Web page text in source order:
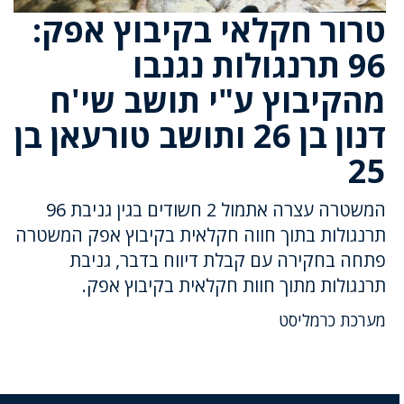
טרור חקלאי בקיבוץ אפק:
96 תרנגולות נגנבו
מהקיבוץ ע"י תושב שי'ח
דנון בן 26 ותושב טורעאן בן
25
המשטרה עצרה אתמול 2 חשודים בגין גניבת 96
תרנגולות בתוך חווה חקלאית בקיבוץ אפק המשטרה
פתחה בחקירה עם קבלת דיווח בדבר, גניבת
תרנגולות מתוך חוות חקלאית בקיבוץ אפק.
מערכת כרמליסט